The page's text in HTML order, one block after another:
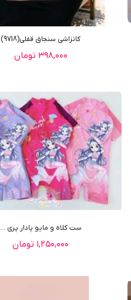
کانزاشی سنجاق قفلی(9718)
۳۹۸,۰۰۰ تومان
ست کلاه و مایو پادار پری ...
۱,۲۵۰,۰۰۰ تومان